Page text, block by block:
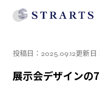
投稿日： 2025.09.12更新日
展示会デザインの